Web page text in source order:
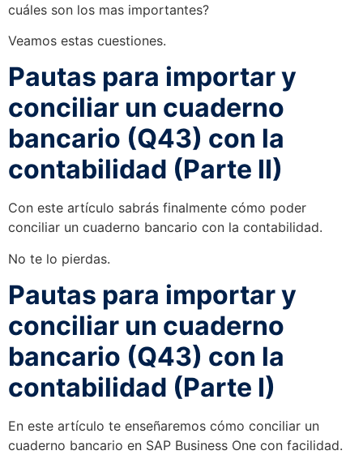
cuáles son los mas importantes?
Veamos estas cuestiones.
Pautas para importar y
conciliar un cuaderno
bancario (Q43) con la
contabilidad (Parte II)
Con este artículo sabrás finalmente cómo poder
conciliar un cuaderno bancario con la contabilidad.
No te lo pierdas.
Pautas para importar y
conciliar un cuaderno
bancario (Q43) con la
contabilidad (Parte I)
En este artículo te enseñaremos cómo conciliar un
cuaderno bancario en SAP Business One con facilidad.